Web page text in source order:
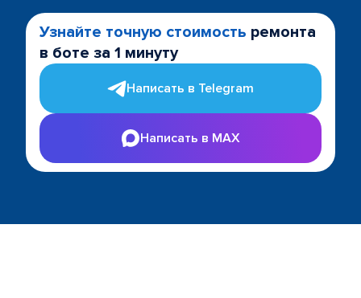
Узнайте точную стоимость ремонта
в боте за 1 минуту
Написать в Telegram
Написать в MAX